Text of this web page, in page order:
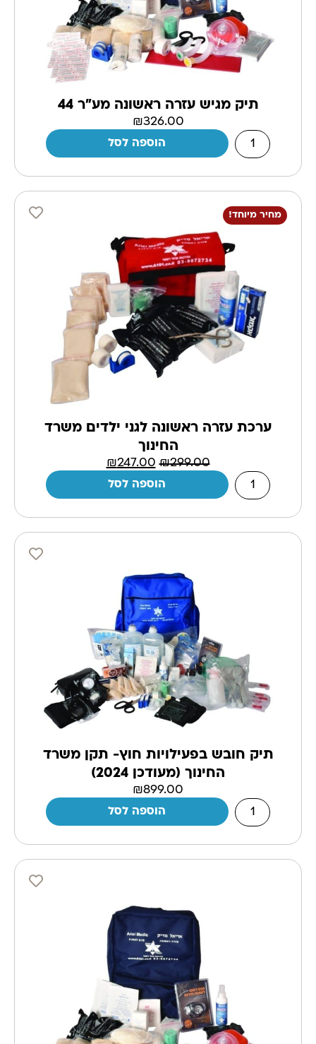
תיק מגיש עזרה ראשונה מע"ר 44
₪326.00
הוספה לסל
מחיר מיוחד!
ערכת עזרה ראשונה לגני ילדים משרד
החינוך
₪299.00
₪247.00
הוספה לסל
תיק חובש בפעילויות חוץ- תקן משרד
החינוך (מעודכן 2024)
₪899.00
הוספה לסל